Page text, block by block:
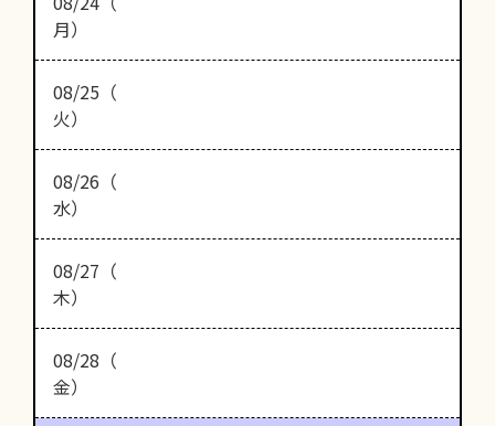
月）
08/25（
火）
08/26（
水）
08/27（
木）
08/28（
金）